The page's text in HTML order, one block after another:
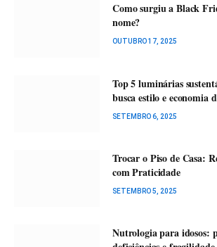
Como surgiu a Black
nome?
OUTUBRO 17, 2025
Top 5 luminárias
busca estilo e economia
SETEMBRO 6, 2025
Trocar o Piso de Casa:
com Praticidade
SETEMBRO 5, 2025
Nutrologia para idosos: